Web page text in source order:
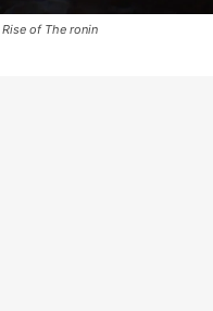
of The ronin